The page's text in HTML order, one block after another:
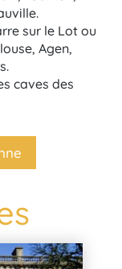
sur le Lot ou
Agen,
caves des